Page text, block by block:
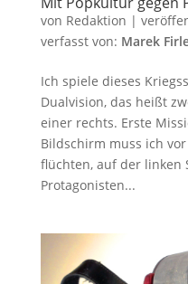
von Redaktion |
verfasst von: Marek
Ich spiele dieses
Dualvision, das heißt
einer rechts. Erste
Bildschirm muss ich
flüchten, auf der linken
Protagonisten...